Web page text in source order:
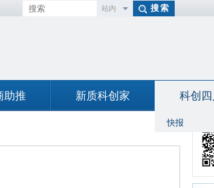
站内
助推 新质科创家 科创四
快报